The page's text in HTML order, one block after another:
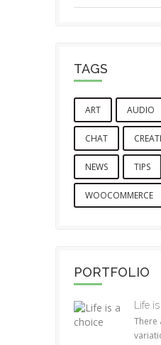
TAGS
ART AUDIO
CHAT
NEWS TIPS
WOOCOMMERCE
PORTFOLIO
Life
There